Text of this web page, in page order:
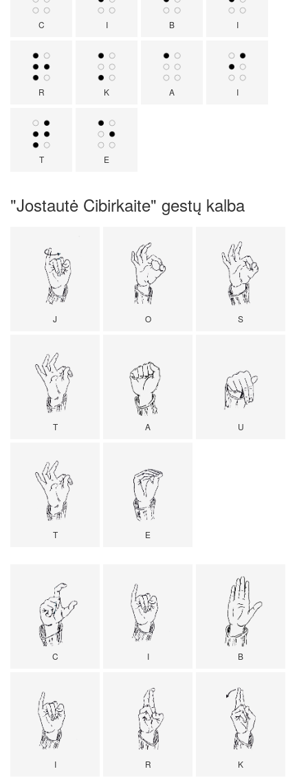
C I B I
R K A I
T E
"Jostautė Cibirkaite" gestų kalba
J O S
T A U
T E
C I B
I R K